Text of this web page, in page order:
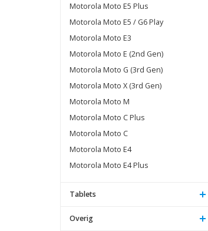
Motorola Moto E5 Plus
Motorola Moto E5 / G6 Play
Motorola Moto E3
Motorola Moto E (2nd Gen)
Motorola Moto G (3rd Gen)
Motorola Moto X (3rd Gen)
Motorola Moto M
Motorola Moto C Plus
Motorola Moto C
Motorola Moto E4
Motorola Moto E4 Plus
Tablets
Overig